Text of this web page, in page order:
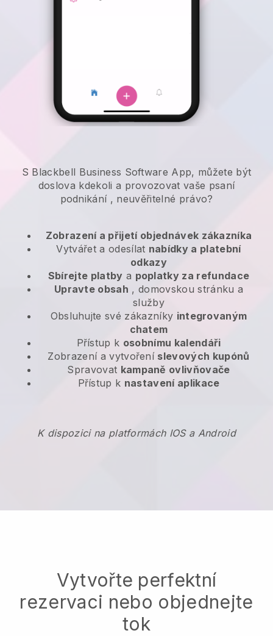
S Blackbell Business Software App, můžete být
doslova kdekoli a provozovat vaše psaní
podnikání, neuvěřitelné právo?
Zobrazení a přijetí objednávek zákazníka
Vytvářet a odesílat nabídky a platební
odkazy
Sbírejte platby a poplatky za refundace
Upravte obsah , domovskou stránku a
služby
Obsluhujte své zákazníky integrovaným
chatem
Přístup k osobnímu kalendáři
Zobrazení a vytvoření slevových kupónů
Spravovat kampaně ovlivňovače
Přístup k nastavení aplikace
K dispozici na platformách IOS a Android
Vytvořte perfektní
rezervaci nebo objednejte
tok